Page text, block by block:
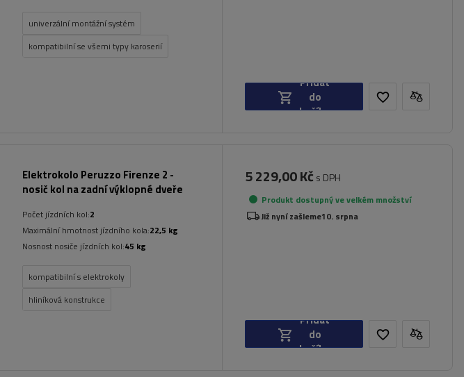
univerzální montážní systém
kompatibilní se všemi typy karoserií
Přidat
do
košíku
Elektrokolo Peruzzo Firenze 2 -
nosič kol na zadní výklopné dveře
Počet jízdních kol:2
Maximální hmotnost jízdního kola:22,5 kg
Nosnost nosiče jízdních kol:45 kg
kompatibilní s elektrokoly
hliníková konstrukce
5 229,00 Kč s DPH
Produkt dostupný ve velkém množství
Již nyní zašleme10. srpna
Přidat
do
košíku